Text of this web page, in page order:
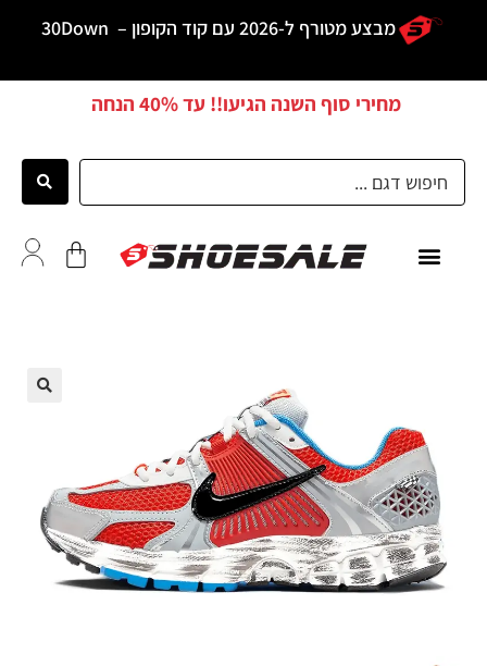
מבצע מטורף ל-2026 עם קוד הקופון – 30Down
מחירי סוף השנה הגיעו!! עד40% הנחה